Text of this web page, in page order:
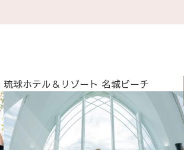
琉球ホテル＆リゾート 名城ビーチ